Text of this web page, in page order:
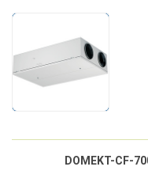
DOMEKT-CF-